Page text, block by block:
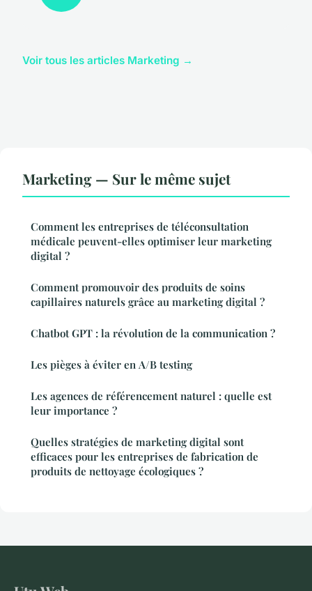
Voir tous les articles Marketing →
Marketing — Sur le même sujet
Comment les entreprises de téléconsultation
médicale peuvent-elles optimiser leur marketing
digital ?
Comment promouvoir des produits de soins
capillaires naturels grâce au marketing digital ?
Chatbot GPT : la révolution de la communication ?
Les pièges à éviter en A/B testing
Les agences de référencement naturel : quelle est
leur importance ?
Quelles stratégies de marketing digital sont
efficaces pour les entreprises de fabrication de
produits de nettoyage écologiques ?